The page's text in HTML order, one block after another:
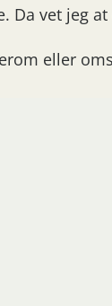
Da vet jeg
eller